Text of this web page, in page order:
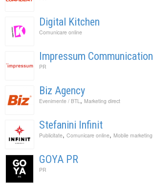
Digital Kitchen
Comunicare online
Impressum Communication
PR
Biz Agency
Evenimente / BTL, Marketing direct
Stefanini Infinit
Publicitate, Comunicare online, Mobile marketing
GOYA PR
PR